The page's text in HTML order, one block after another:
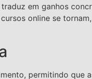
em ganhos
online se
permitindo que